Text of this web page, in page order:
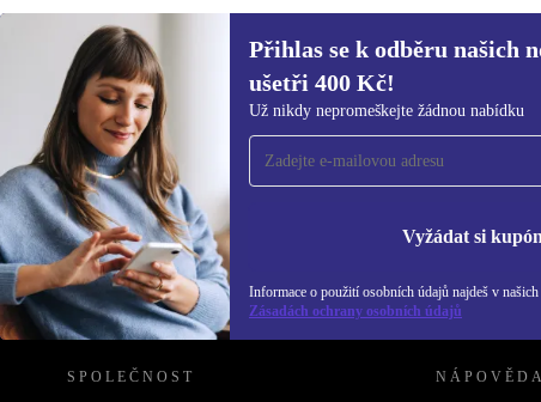
Přihlas se k odběru našich
ušetři 400 Kč!
Už nikdy nepromeškejte žádnou nabídku
Vyžádat si kupón
Informace o použití osobních údajů najdeš v našich
Zásadách ochrany osobních údajů
Přihlas se k odběru našich novinek a
ušetři 400 Kč!
Už nikdy nepromeškej žádnou nabídku.
REFURBED ČESKO - RETHINK NEW.
SPOLEČNOST NÁPOVĚDA